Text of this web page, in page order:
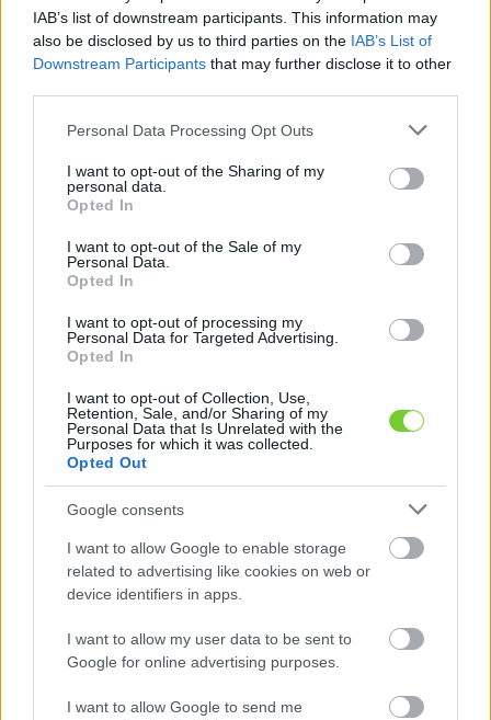
IAB’s list of downstream participants. This information may
also be disclosed by us to third parties on the IAB’s List of
Downstream Participants that may further disclose it to other
Please note that this website/app uses one or more Google
not limited to your visit or usage behaviour. You may click to
grant or deny consent to Google and its third-party tags to
use your data for below specified purposes in below Google
consent section.
Personal Data Processing Opt Outs
I want to opt-out of the Sharing of my
personal data.
Opted In
I want to opt-out of the Sale of my
Personal Data.
Opted In
I want to opt-out of processing my
Personal Data for Targeted Advertising.
Opted In
I want to opt-out of Collection, Use,
Retention, Sale, and/or Sharing of my
Personal Data that Is Unrelated with the
Purposes for which it was collected.
Opted Out
Google consents
I want to allow Google to enable storage
related to advertising like cookies on web or
device identifiers in apps.
I want to allow my user data to be sent to
Google for online advertising purposes.
I want to allow Google to send me
Felhasználónév
Jelszó
Elfelejtette jelszavát?
Bejelentkezés
faiskola.hu
Kertészeti, kerti termékek és szolgáltatások térképes
KERTÉSZ ÉS KERTÉSZET REGISZTRÁCIÓ
Rózsalonc (Weigela
florida'Purpurea
Nana')